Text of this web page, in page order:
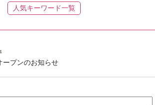
人気キーワード一覧
ープンのお知らせ